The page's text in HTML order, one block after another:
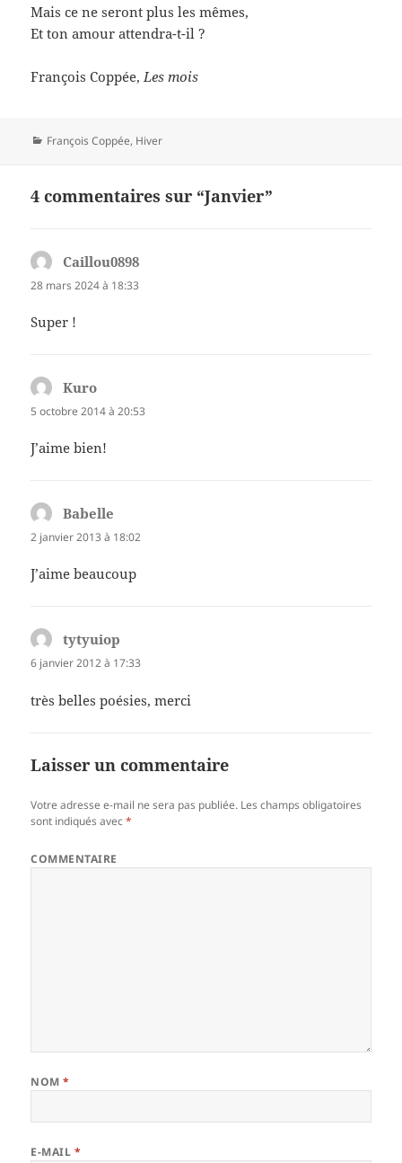
Mais ce ne seront plus les mêmes,
Et ton amour attendra-t-il ?
François Coppée, Les mois
Catégories
François Coppée, Hiver
4 commentaires sur “Janvier”
Caillou0898
28 mars 2024 à 18:33
Super !
Kuro
5 octobre 2014 à 20:53
J’aime bien!
Babelle
2 janvier 2013 à 18:02
J’aime beaucoup
tytyuiop
6 janvier 2012 à 17:33
très belles poésies, merci
Laisser un commentaire
Votre adresse e-mail ne sera pas publiée. Les champs obligatoires
sont indiqués avec*
COMMENTAIRE
NOM*
E-MAIL *